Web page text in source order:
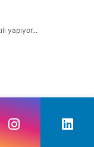
yapıyor...